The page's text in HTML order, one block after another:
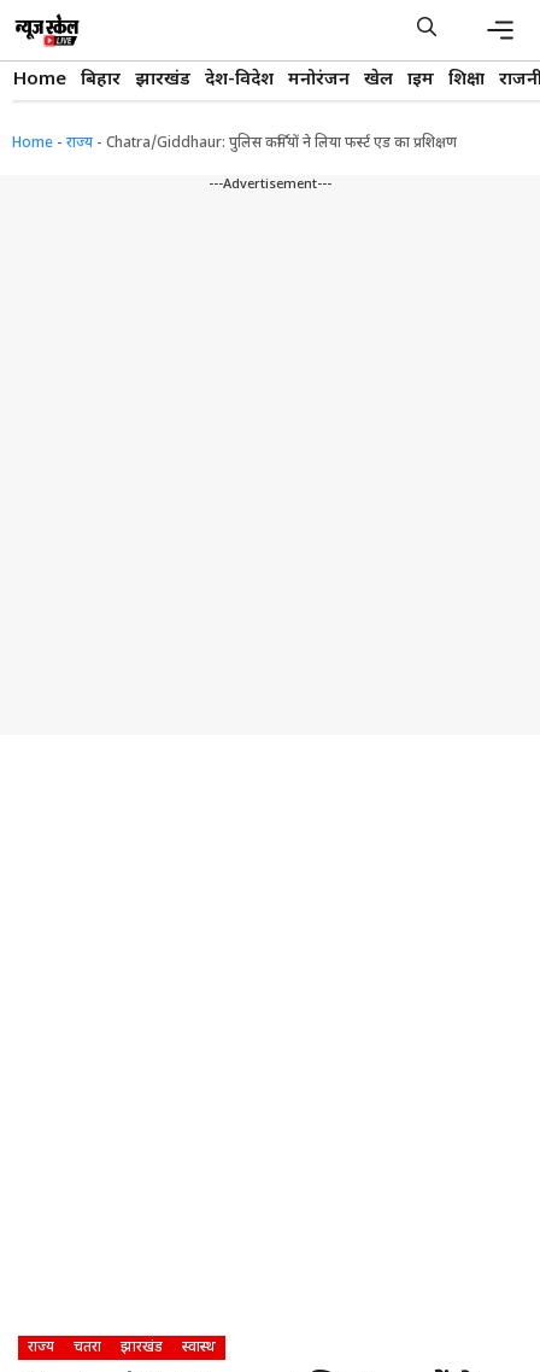
content
Home बिहार झारखंड देश-विदेश मनोरंजन खेल क्राइम शिक्षा
Home - राज्य - Chatra/Giddhaur: पुलिस कर्मियों ने लिया फर्स्ट एड का प्रशिक्षण
---Advertisement---
राज्य चतरा झारखंड स्वास्थ